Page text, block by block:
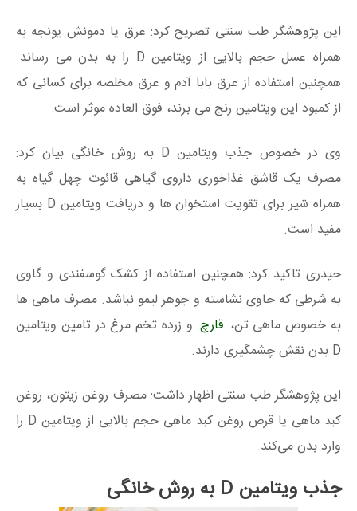
این پژوهشگر طب سنتی تصریح کرد: عرق یا دمونش یونجه به
همراه عسل حجم بالایی از ویتامین D را به بدن می رساند.
همچنین استفاده از عرق بابا آدم و عرق مخلصه برای کسانی که
از کمبود این ویتامین رنج می برند، فوق العاده موثر است.
وی در خصوص جذب ویتامین D به روش خانگی بیان کرد:
مصرف یک قاشق غذاخوری داروی گیاهی قائوت چهل گیاه به
همراه شیر برای تقویت استخوان ها و دریافت ویتامین D بسیار
مفید است.
حیدری تاکید کرد: همچنین استفاده از کشک گوسفندی و گاوی
به شرطی که حاوی نشاسته و جوهر لیمو نباشد. مصرف ماهی ها
به خصوص ماهی تن، قارچ و زرده تخم مرغ در تامین ویتامین
D بدن نقش چشمگیری دارند.
این پژوهشگر طب سنتی اظهار داشت: مصرف روغن زیتون، روغن
کبد ماهی یا قرص روغن کبد ماهی حجم بالایی از ویتامین D را
وارد بدن می‌کند.
جذب ویتامین D به روش خانگی